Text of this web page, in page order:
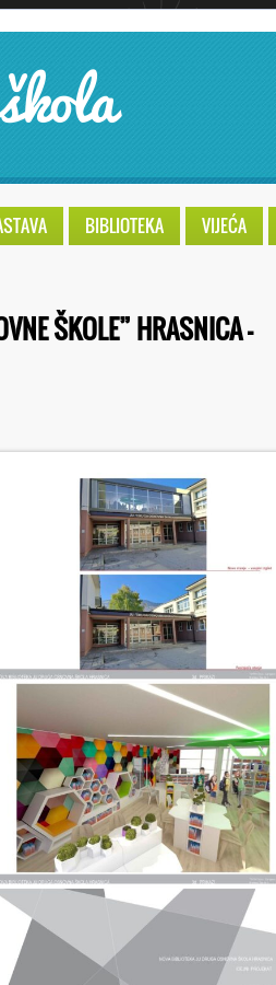
BIBLIOTEKA VIJEĆA
ŠKOLE” HRASNICA –